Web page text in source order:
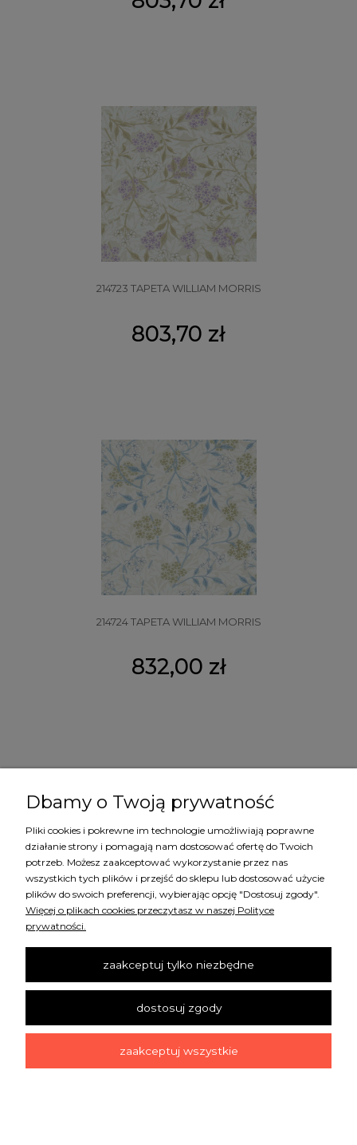
214723 TAPETA WILLIAM MORRIS
803,70 zł
214724 TAPETA WILLIAM MORRIS
832,00 zł
803,70 zł
Dbamy o Twoją prywatność
Pliki cookies i pokrewne im technologie umożliwiają poprawne
działanie strony i pomagają nam dostosować ofertę do Twoich
potrzeb. Możesz zaakceptować wykorzystanie przez nas
wszystkich tych plików i przejść do sklepu lub dostosować użycie
plików do swoich preferencji, wybierając opcję "Dostosuj zgody".
Więcej o plikach cookies przeczytasz w naszej Polityce
prywatności.
zaakceptuj tylko niezbędne
dostosuj zgody
zaakceptuj wszystkie